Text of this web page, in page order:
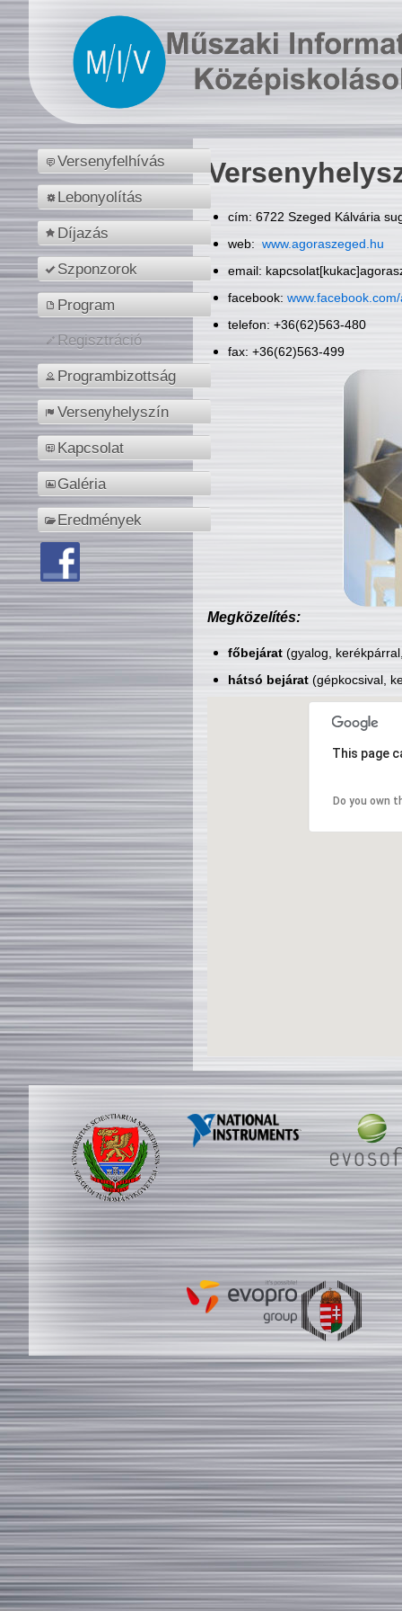
Versenyfelhívás
Lebonyolítás
Díjazás
Szponzorok
Program
Regisztráció
Programbizottság
Versenyhelyszín
Kapcsolat
Galéria
Eredmények
cím: 6722 Szeged Kálvária
web: www.agoraszeged.hu
email:
facebook:
telefon: +36(62)563-480
fax: +36(62)563-499
Megközelítés:
főbejárat(gyalog,
hátsó bejárat(gépkocsival,
This page
Do you own